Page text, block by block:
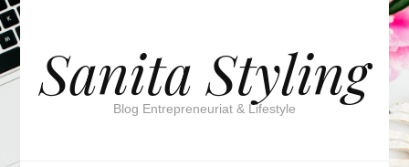
Sanita Styling
Blog Entrepreneuriat & Lifestyle